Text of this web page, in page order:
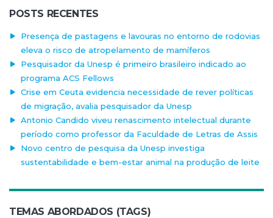
POSTS RECENTES
Presença de pastagens e lavouras no entorno de rodovias
eleva o risco de atropelamento de mamíferos
Pesquisador da Unesp é primeiro brasileiro indicado ao
programa ACS Fellows
Crise em Ceuta evidencia necessidade de rever políticas
de migração, avalia pesquisador da Unesp
Antonio Candido viveu renascimento intelectual durante
período como professor da Faculdade de Letras de Assis
Novo centro de pesquisa da Unesp investiga
sustentabilidade e bem-estar animal na produção de leite
TEMAS ABORDADOS (TAGS)